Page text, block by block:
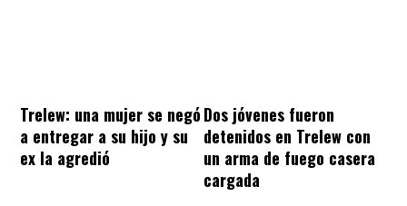
Trelew: una mujer se negó
a entregar a su hijo y su
ex la agredió
Dos jóvenes fueron
detenidos en Trelew con
un arma de fuego casera
cargada